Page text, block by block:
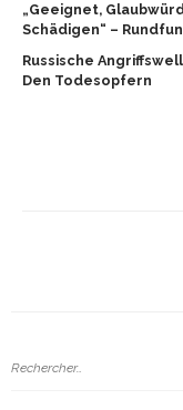
„Geeignet,
Schädigen“ –
Russische
Den Todesopfern